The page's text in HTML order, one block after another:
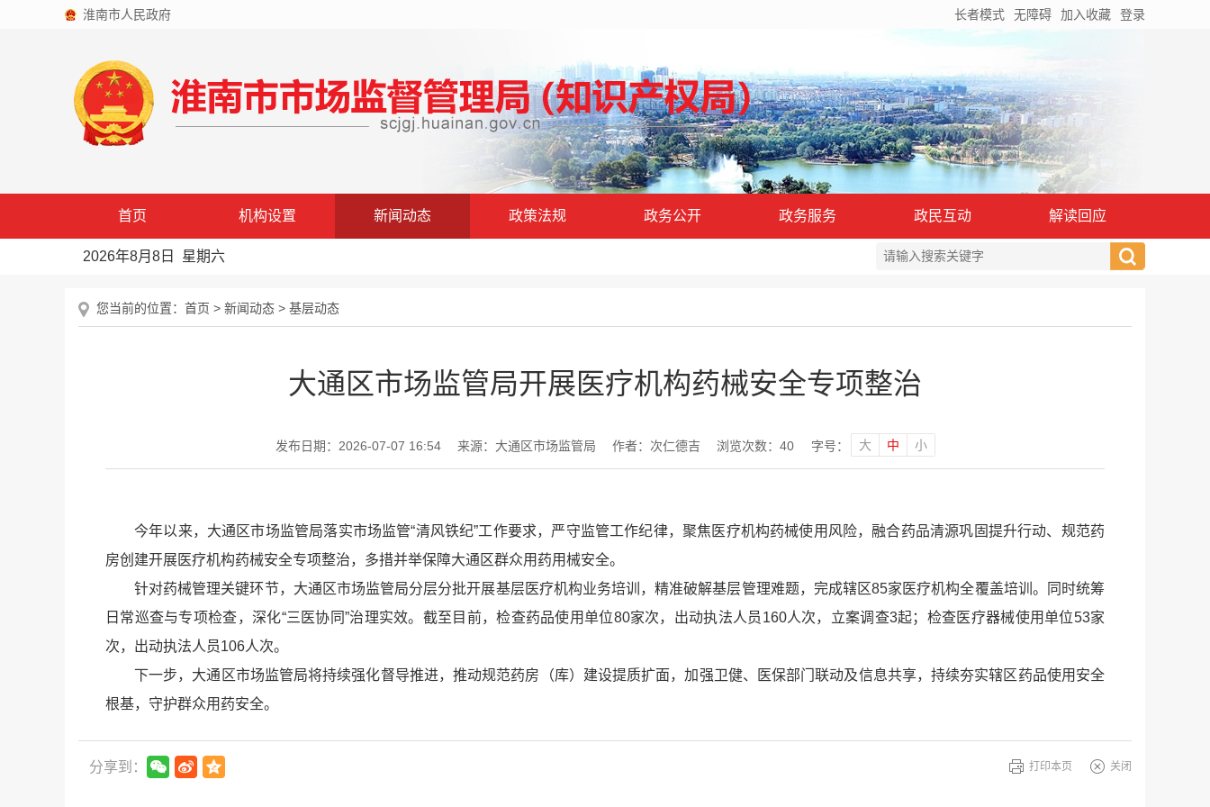
淮南市人民政府 长者模式 无障碍 加入收藏 登录
首页 机构设置 新闻动态 政策法规 政务公开 政务服务 政民互动 解读回应
2026年8月8日 星期六
您当前的位置： 首页 > 新闻动态 > 基层动态
大通区市场监管局开展医疗机构药械安全专项整治
发布日期：2026-07-07 16:54 来源：大通区市场监管局 作者：次仁德吉 浏览次数： 40 字号： 大 中 小
今年以来，大通区市场监管局落实市场监管“清风铁纪”工作要求，严守监管工作纪律，聚焦医疗机构药械使用风险，融合药品清源巩固提升行动、规范药
房创建开展医疗机构药械安全专项整治，多措并举保障大通区群众用药用械安全。
针对药械管理关键环节，大通区市场监管局分层分批开展基层医疗机构业务培训，精准破解基层管理难题，完成辖区85家医疗机构全覆盖培训。同时统筹
日常巡查与专项检查，深化“三医协同”治理实效。截至目前，检查药品使用单位80家次，出动执法人员160人次，立案调查3起；检查医疗器械使用单位53家
次，出动执法人员106人次。
下一步，大通区市场监管局将持续强化督导推进，推动规范药房（库）建设提质扩面，加强卫健、医保部门联动及信息共享，持续夯实辖区药品使用安全
根基，守护群众用药安全。
分享到： 打印本页 关闭